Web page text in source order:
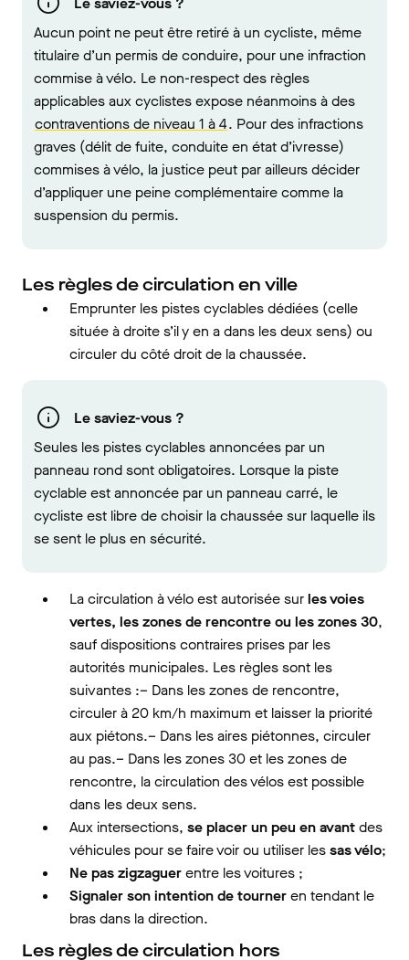
Aucun point ne peut être retiré à un cycliste, même
titulaire d’un permis de conduire, pour une infraction
commise à vélo. Le non-respect des règles
applicables aux cyclistes expose néanmoins à des
contraventions de niveau 1 à 4. Pour des infractions
graves (délit de fuite, conduite en état d’ivresse)
commises à vélo, la justice peut par ailleurs décider
d’appliquer une peine complémentaire comme la
suspension du permis.
Les règles de circulation en ville
Emprunter les pistes cyclables dédiées (celle
située à droite s’il y en a dans les deux sens) ou
circuler du côté droit de la chaussée.
Le saviez-vous ?
Seules les pistes cyclables annoncées par un
panneau rond sont obligatoires. Lorsque la piste
cyclable est annoncée par un panneau carré, le
cycliste est libre de choisir la chaussée sur laquelle ils
se sent le plus en sécurité.
La circulation à vélo est autorisée surles voies
vertes, les zones de rencontre ou les zones 30,
sauf dispositions contraires prises par les
autorités municipales. Les règles sont les
suivantes :– Dans les zones de rencontre,
circuler à 20 km/h maximum et laisser la priorité
aux piétons.– Dans les aires piétonnes, circuler
au pas.– Dans les zones 30 et les zones de
rencontre, la circulation des vélos est possible
dans les deux sens.
Aux intersections, se placer un peu en avantdes
véhicules pour se faire voir ou utiliser lessas vélo;
Ne pas zigzaguerentre les voitures ;
Signaler son intention de tourneren tendant le
bras dans la direction.
Les règles de circulation hors